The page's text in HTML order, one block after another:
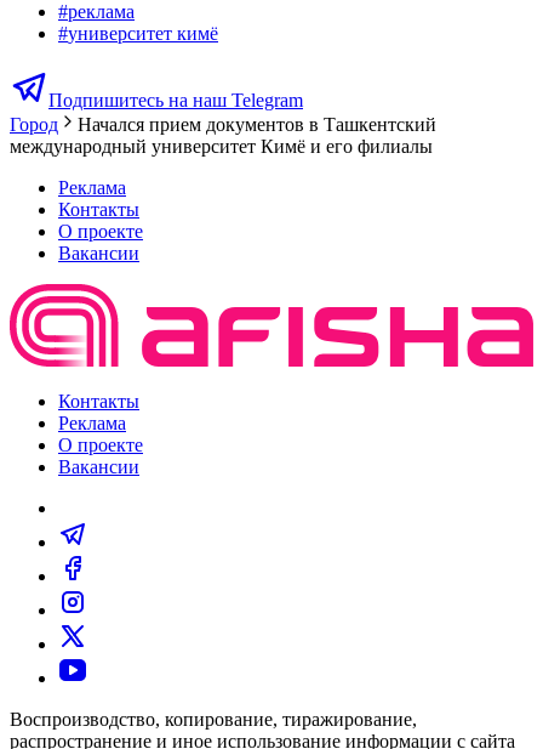
#реклама
#университет кимё
Подпишитесь на наш Telegram
Город
Начался прием документов в Ташкентский
международный университет Кимё и его филиалы
Реклама
Контакты
О проекте
Вакансии
Контакты
Реклама
О проекте
Вакансии
Воспроизводство, копирование, тиражирование,
распространение и иное использование информации с сайта